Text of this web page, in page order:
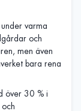
varma
och
men även
bara rena
över 30 % i